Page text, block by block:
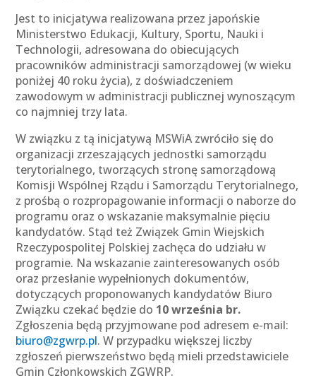
Jest to inicjatywa realizowana przez japońskie
Ministerstwo Edukacji, Kultury, Sportu, Nauki i
Technologii, adresowana do obiecujących
pracowników administracji samorządowej (w wieku
poniżej 40 roku życia), z doświadczeniem
zawodowym w administracji publicznej wynoszącym
co najmniej trzy lata.
W związku z tą inicjatywą MSWiA zwróciło się do
organizacji zrzeszających jednostki samorządu
terytorialnego, tworzących stronę samorządową
Komisji Wspólnej Rządu i Samorządu Terytorialnego,
z prośbą o rozpropagowanie informacji o naborze do
programu oraz o wskazanie maksymalnie pięciu
kandydatów. Stąd też Związek Gmin Wiejskich
Rzeczypospolitej Polskiej zachęca do udziału w
programie. Na wskazanie zainteresowanych osób
oraz przesłanie wypełnionych dokumentów,
dotyczących proponowanych kandydatów Biuro
Związku czekać będzie do 10 września br.
Zgłoszenia będą przyjmowane pod adresem e-mail:
biuro@zgwrp.pl. W przypadku większej liczby
zgłoszeń pierwszeństwo będą mieli przedstawiciele
Gmin Członkowskich ZGWRP.